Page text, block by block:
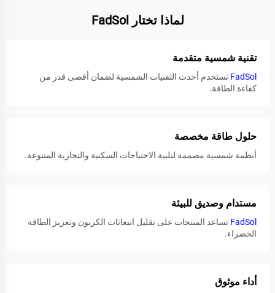
لماذا تختار FadSol
تقنية شمسية متقدمة
FadSolتستخدم أحدث التقنيات الشمسية لضمان أقصى قدر من
كفاءة الطاقة.
حلول طاقة مخصصة
أنظمة شمسية مصممة لتلبية الاحتياجات السكنية والتجارية المتنوعة.
مستدام وصديق للبيئة
FadSolتساعد المنتجات على تقليل انبعاثات الكربون وتعزيز الطاقة
الخضراء.
أداء موثوق